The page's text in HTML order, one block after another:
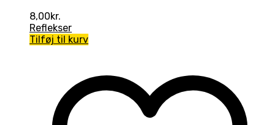
8,00kr.
Reflekser
Tilføj til kurv